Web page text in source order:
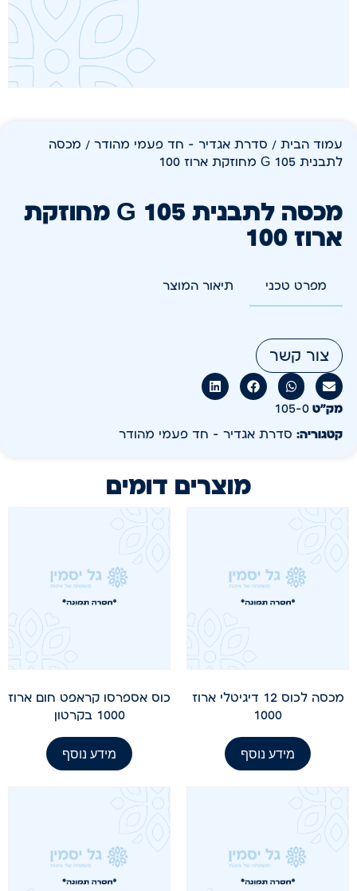
עמוד הבית / סדרת אגדיר - חד פעמי מהודר / מכסה
לתבנית 105 G מחוזקת ארוז 100
מכסה לתבנית 105 G מחוזקת
ארוז 100
מפרט טכני תיאור המוצר
צור קשר
מק״ט 105-0
קטגוריה: סדרת אגדיר - חד פעמי מהודר
מוצרים דומים
מכסה לכוס 12 דיגיטלי ארוז
1000
מידע נוסף
כוס אספרסו קראפט חום ארוז
1000 בקרטון
מידע נוסף